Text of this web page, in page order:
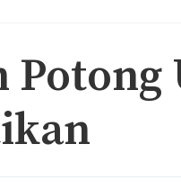
Potong